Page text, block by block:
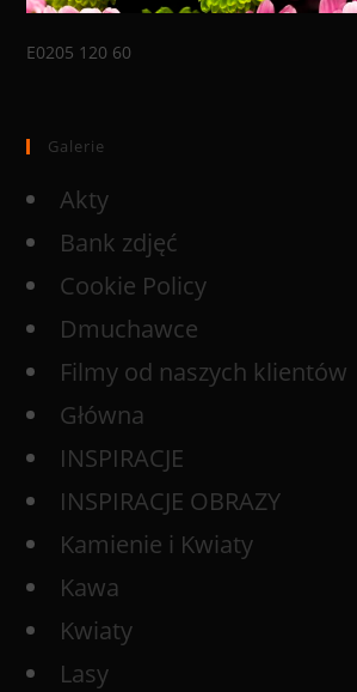
E0205 120 60
Galerie
Akty
Bank zdjęć
Cookie Policy
Dmuchawce
Filmy od naszych klientów
Główna
INSPIRACJE
INSPIRACJE OBRAZY
Kamienie i Kwiaty
Kawa
Kwiaty
Lasy